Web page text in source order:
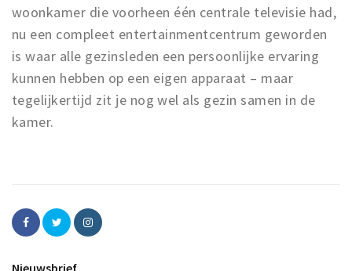
woonkamer die voorheen één centrale televisie had,
nu een compleet entertainmentcentrum geworden
is waar alle gezinsleden een persoonlijke ervaring
kunnen hebben op een eigen apparaat – maar
tegelijkertijd zit je nog wel als gezin samen in de
kamer.
Nieuwsbrief